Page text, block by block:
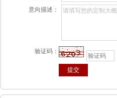
意向描述：
验证码：